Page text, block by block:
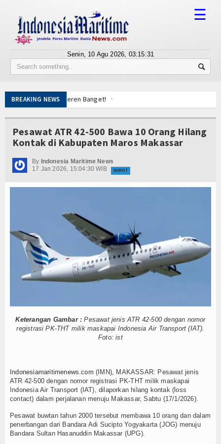
Tentang Kami
Berita
BUMN
Editorial
Edukasi
Hankam
Hukum
Internasional
Kesehatan
Maritim
Nasional
News
☰
Senin, 10 Agu 2026, 03:15:31
BREAKING NEWS
Sumpah, Keren Banget!
Derek Gratis hingga Kawal Jenazah
Pulau 3T di Jawa Timur
Canggih KRI Golok-688
Sun Disergap KRI Kerambit-627
Sumpah, Keren Banget!
Kodaeral XII Bagikan Bendera
Kerja
Derek Gratis hingga Kawal Jenazah
Pulau 3T di Jawa Timur
Canggih KRI Golok-688
Derek Gratis hingga Kawal Jenazah
Pulau 3T di Jawa Timur
Canggih KRI Golok-688
Pimpin Pemotongan Baja Pertama
Pesawat ATR 42-500 Bawa 10 Orang Hilang
Kontak di Kabupaten Maros Makassar
By Indonesia Maritime News
17 Jan 2026, 15:04:30 WIB
SOROT
Keterangan Gambar : Pesawat jenis ATR 42-500 dengan nomor
registrasi PK-THT milik maskapai Indonesia Air Transport (IAT).
Foto: ist
Indonesiamaritimenews.com (IMN), MAKASSAR: Pesawat jenis
ATR 42-500 dengan nomor registrasi PK-THT milik maskapai
Indonesia Air Transport (IAT), dilaporkan hilang kontak (loss
contact) dalam perjalanan menuju Makassar, Sabtu (17/1/2026).
Pesawat buwtan tahun 2000 tersebut membawa 10 orang dan dalam
penerbangan dari Bandara Adi Sucipto Yogyakarta (JOG) menuju
Bandara Sultan Hasanuddin Makassar (UPG).